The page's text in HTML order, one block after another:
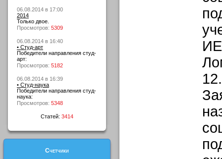
06.08.2014 в 17:00
2014
Только двое.
Просмотров: 5309
06.08.2014 в 16:40
• Студ-арт
Победители направления студ-
арт:
Просмотров: 5182
06.08.2014 в 16:39
• Студ-наука
Победители направления студ-
наука:
Просмотров: 5348
Статей: 3414
Счетчики